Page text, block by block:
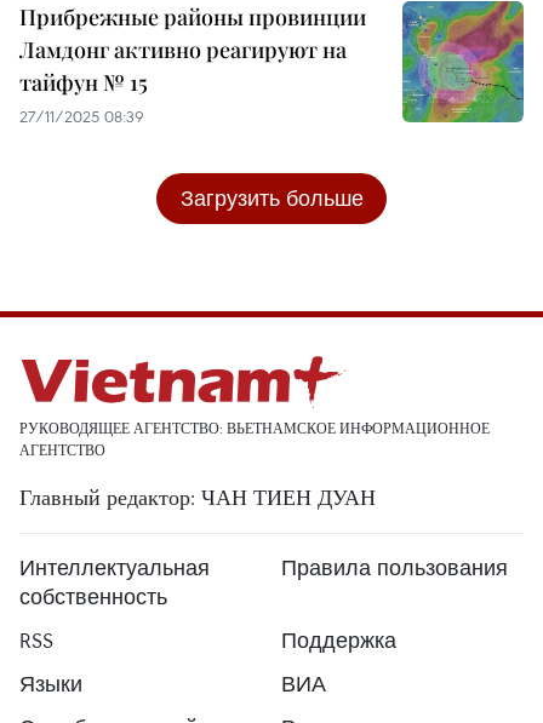
Прибрежные районы провинции
Ламдонг активно реагируют на
тайфун № 15
27/11/2025 08:39
Загрузить больше
РУКОВОДЯЩЕЕ АГЕНТСТВО: ВЬЕТНАМСКОЕ ИНФОРМАЦИОННОЕ
АГЕНТСТВО
Главный редактор: ЧАН ТИЕН ДУАН
Интеллектуальная
собственность
Правила пользования
RSS
Поддержка
Языки
ВИА